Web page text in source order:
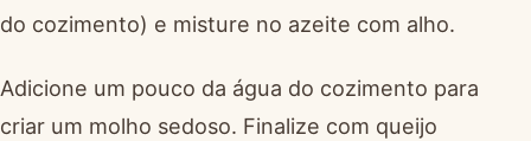
do cozimento) e misture no azeite com alho.
Adicione um pouco da água do cozimento para
criar um molho sedoso. Finalize com queijo